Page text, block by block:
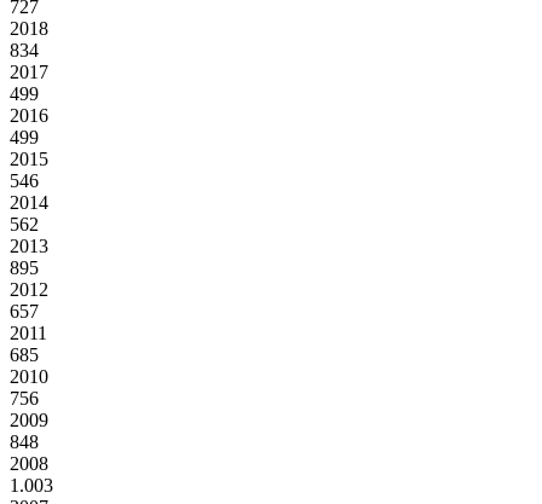
727
2018
834
2017
499
2016
499
2015
546
2014
562
2013
895
2012
657
2011
685
2010
756
2009
848
2008
1.003